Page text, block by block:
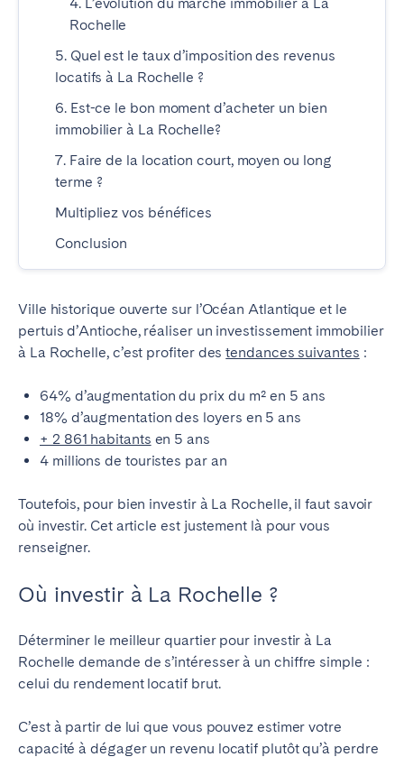
Rochelle
5. Quel est le taux d’imposition des revenus
locatifs à La Rochelle ?
6. Est-ce le bon moment d’acheter un bien
immobilier à La Rochelle?
7. Faire de la location court, moyen ou long
terme ?
Multipliez vos bénéfices
Conclusion
Ville historique ouverte sur l’Océan Atlantique et le
pertuis d’Antioche, réaliser un investissement immobilier
à La Rochelle, c’est profiter destendances suivantes :
64% d’augmentation du prix du m² en 5 ans
18% d’augmentation des loyers en 5 ans
+ 2 861 habitants en 5 ans
4 millions de touristes par an
Toutefois, pour bien investir à La Rochelle, il faut savoir
où investir. Cet article est justement là pour vous
renseigner.
Où investir à La Rochelle ?
Déterminer le meilleur quartier pour investir à La
Rochelle demande de s’intéresser à un chiffre simple :
celui du rendement locatif brut.
C’est à partir de lui que vous pouvez estimer votre
capacité à dégager un revenu locatif plutôt qu’à perdre
ROYAUME-UNI